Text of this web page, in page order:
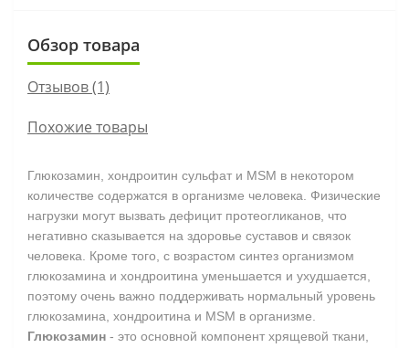
Обзор товара
Отзывов (1)
Похожие товары
Глюкозамин, хондроитин сульфат и MSM в некотором
количестве содержатся в организме человека. Физические
нагрузки могут вызвать дефицит протеогликанов, что
негативно сказывается на здоровье суставов и связок
человека. Кроме того, с возрастом синтез организмом
глюкозамина и хондроитина уменьшается и ухудшается,
поэтому очень важно поддерживать нормальный уровень
глюкозамина, хондроитина и MSM в организме.
Глюкозамин - это основной компонент хрящевой ткани,